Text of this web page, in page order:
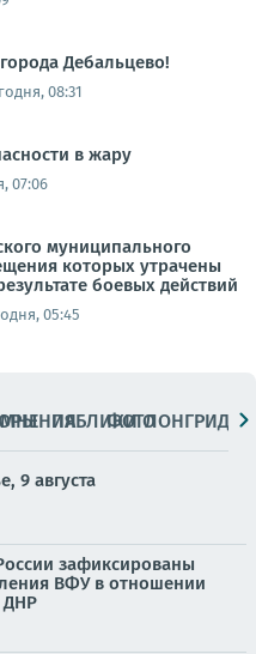
Дебальцево!
08:31
в жару
07:06
муниципального
которых утрачены
боевых действий
05:45
МНЕНИЯПАБЛИКИ
ФОТОЛОНГРИДЫ
9 августа
зафиксированы
ВФУ в отношении
ДНР